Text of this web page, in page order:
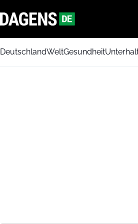
DeutschlandWeltGesundheit